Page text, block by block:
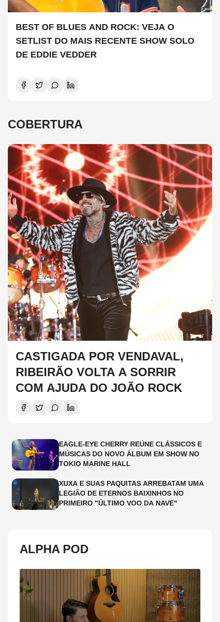
BEST OF BLUES AND ROCK: VEJA O
SETLIST DO MAIS RECENTE SHOW SOLO
DE EDDIE VEDDER
COBERTURA
CASTIGADA POR VENDAVAL,
RIBEIRÃO VOLTA A SORRIR
COM AJUDA DO JOÃO ROCK
EAGLE-EYE CHERRY REÚNE CLÁSSICOS E
MÚSICAS DO NOVO ÁLBUM EM SHOW NO
TOKIO MARINE HALL
XUXA E SUAS PAQUITAS ARREBATAM UMA
LEGIÃO DE ETERNOS BAIXINHOS NO
PRIMEIRO "ÚLTIMO VOO DA NAVE"
ALPHA POD